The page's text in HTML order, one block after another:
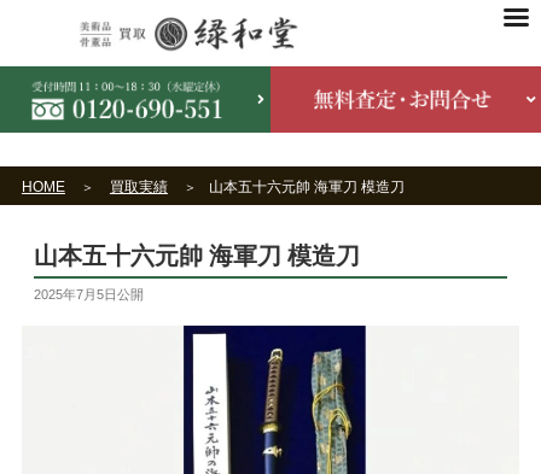
HOME 買取実績 山本五十六元帥 海軍刀 模造刀
山本五十六元帥 海軍刀 模造刀
2025年7月5日公開